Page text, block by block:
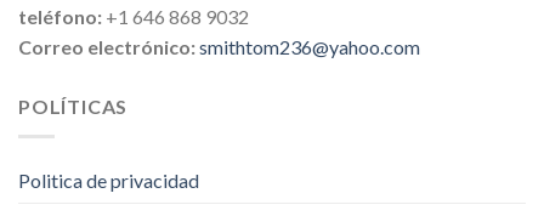
teléfono: +1 646 868 9032
Correo electrónico:smithtom236@yahoo.com
POLÍTICAS
Politica de privacidad